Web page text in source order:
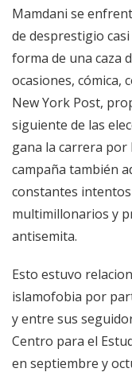
Mamdani se
de desprestigio
forma de una caza
ocasiones, cómica,
New York Post,
siguiente de las
gana la carrera por
campaña también
constantes
multimillonarios y
antisemita.
Esto estuvo
islamofobia por
y entre sus
Centro para el
en septiembre y